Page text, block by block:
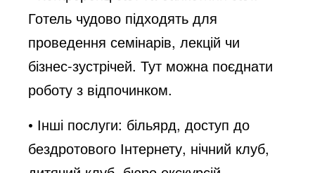
Готель чудово підходять для
проведення семінарів, лекцій чи
бізнес-зустрічей. Тут можна поєднати
роботу з відпочинком.
• Інші послуги: більярд, доступ до
бездротового Інтернету, нічний клуб,